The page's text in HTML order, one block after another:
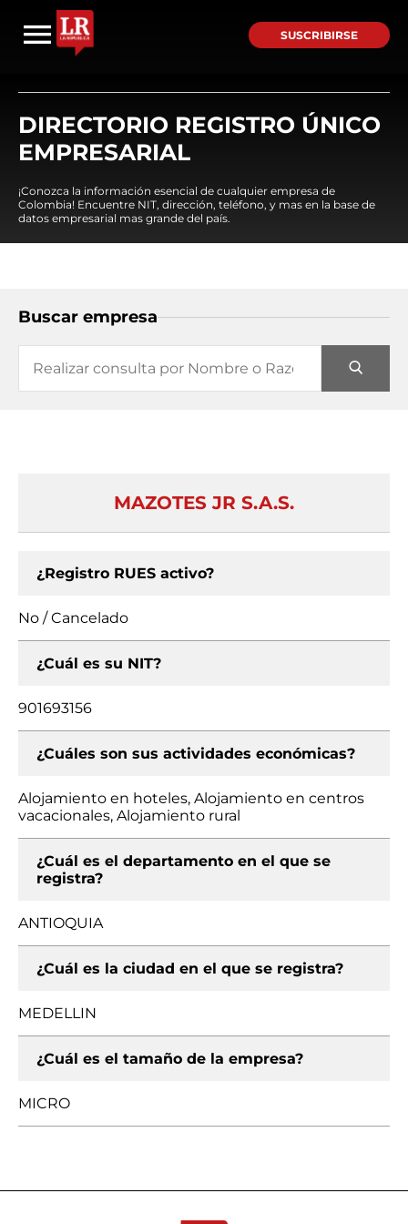
SUSCRIBIRSE
DIRECTORIO REGISTRO ÚNICO
EMPRESARIAL
¡Conozca la información esencial de cualquier empresa de
Colombia! Encuentre NIT, dirección, teléfono, y mas en la base de
datos empresarial mas grande del país.
Buscar empresa
MAZOTES JR S.A.S.
¿Registro RUES activo?
No / Cancelado
¿Cuál es su NIT?
901693156
¿Cuáles son sus actividades económicas?
Alojamiento en hoteles, Alojamiento en centros
vacacionales, Alojamiento rural
¿Cuál es el departamento en el que se
registra?
ANTIOQUIA
¿Cuál es la ciudad en el que se registra?
MEDELLIN
¿Cuál es el tamaño de la empresa?
MICRO